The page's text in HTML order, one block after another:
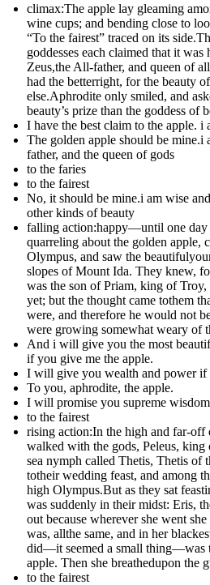
climax:The apple lay gleaming
wine cups; and bending close to
“To the fairest” traced on its
goddesses each claimed that it
Zeus,the All-father, and queen of
had the betterright, for the beauty
else.Aphrodite only smiled, and
beauty’s prize than the goddess of
I have the best claim to the apple. i
The golden apple should be
father, and the queen of gods
to the faries
to the fairest
No, it should be mine.i am wise
other kinds of beauty
falling action:happy—until one day
quarreling about the golden apple,
Olympus, and saw the
slopes of Mount Ida. They knew,
was the son of Priam, king of
yet; but the thought came tothem
were, and therefore he would not
were growing somewhat weary of
And i will give you the most
if you give me the apple.
I will give you wealth and power if
To you, aphrodite, the apple.
I will promise you supreme
to the fairest
rising action:In the high and far-off
walked with the gods, Peleus,
sea nymph called Thetis, Thetis of
totheir wedding feast, and among
high Olympus.But as they sat
was suddenly in their midst: Eris,
out because wherever she went
was, allthe same, and in her
did—it seemed a small thing—was
apple. Then she breathedupon the
to the fairest